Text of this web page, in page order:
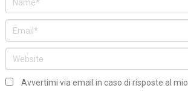
Avvertimi via email in caso di risposte al mio